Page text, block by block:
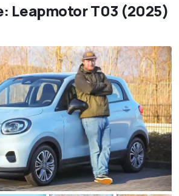
Leapmotor T03 (2025)